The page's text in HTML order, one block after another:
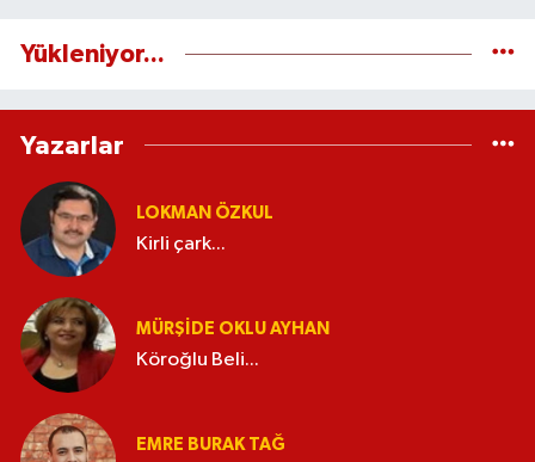
Yükleniyor...
Yazarlar
LOKMAN ÖZKUL
Kirli çark...
MÜRŞIDE OKLU AYHAN
Köroğlu Beli...
EMRE BURAK TAĞ